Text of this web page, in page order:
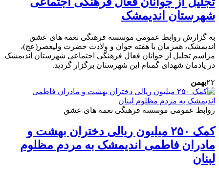
شهرستان اندیمشک
به گزارش روابط عمومی موسسه فرهنگی نغمه های عشق
اندیمشک، همزمان با هفته جوان و ولادت حضرت ولیعصر(عج)،
مراسم تجلیل از جوانان فعال فرهنگی اجتماعی شهرستان اندیمشک
در یادمان شهدای گمنام این شهرستان برگزار گردید.
۲۲بهمن
روابط عمومی موسسه فرهنگی نغمه های عشق
کمک ۲۵۰ میلیون ریالی دختران بهشت و
مادران فاطمی اندیمشک به مردم مظلوم
لبنان